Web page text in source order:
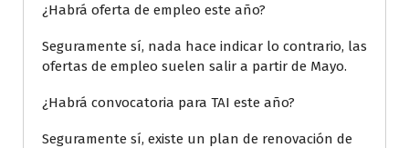
¿Habrá oferta de empleo este año?
Seguramente sí, nada hace indicar lo contrario, las
ofertas de empleo suelen salir a partir de Mayo.
¿Habrá convocatoria para TAI este año?
Seguramente sí, existe un plan de renovación de